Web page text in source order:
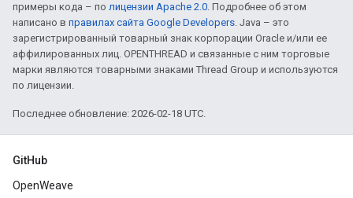
примеры кода – по лицензии Apache 2.0. Подробнее об этом
написано в правилах сайта Google Developers. Java – это
зарегистрированный товарный знак корпорации Oracle и/или ее
аффилированных лиц. OPENTHREAD и связанные с ним торговые
марки являются товарными знаками Thread Group и используются
по лицензии.
Последнее обновление: 2026-02-18 UTC.
GitHub
OpenWeave